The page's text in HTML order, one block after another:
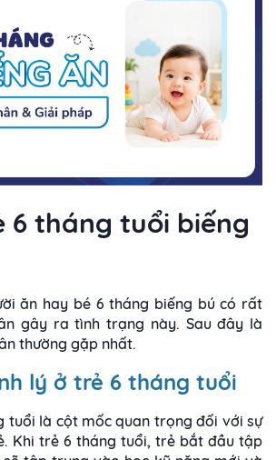
6 tháng tuổi biếng
ăn hay bé 6 tháng biếng bú có rất
gây ra tình trạng này. Sau đây là
thường gặp nhất.
lý ở trẻ 6 tháng tuổi
tuổi là cột mốc quan trọng đối với sự
Khi trẻ 6 tháng tuổi, trẻ bắt đầu tập